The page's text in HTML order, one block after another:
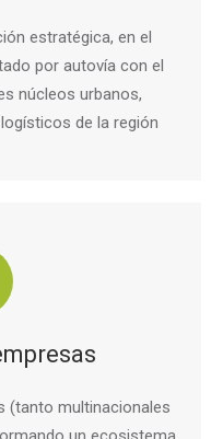
estratégica, en el
por autovía con el
núcleos urbanos,
de la región
(tanto multinacionales